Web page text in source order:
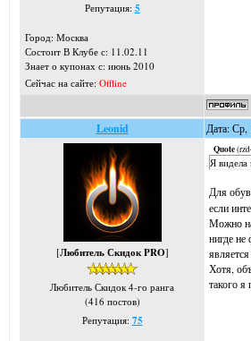
Репутация: 5
Город: Москва
Состоит В Клубе с: 11.02.11
Знает о купонах с: июнь 2010
Сейчас на сайте: Offline
Leonid Дата: Ср,
[Любитель Скидок PRO]
Любитель Скидок 4-го ранга
(416 постов)
Репутация: 75
Quote(
Я
Для
если
Можно
нигде не
Хотя,
такого я